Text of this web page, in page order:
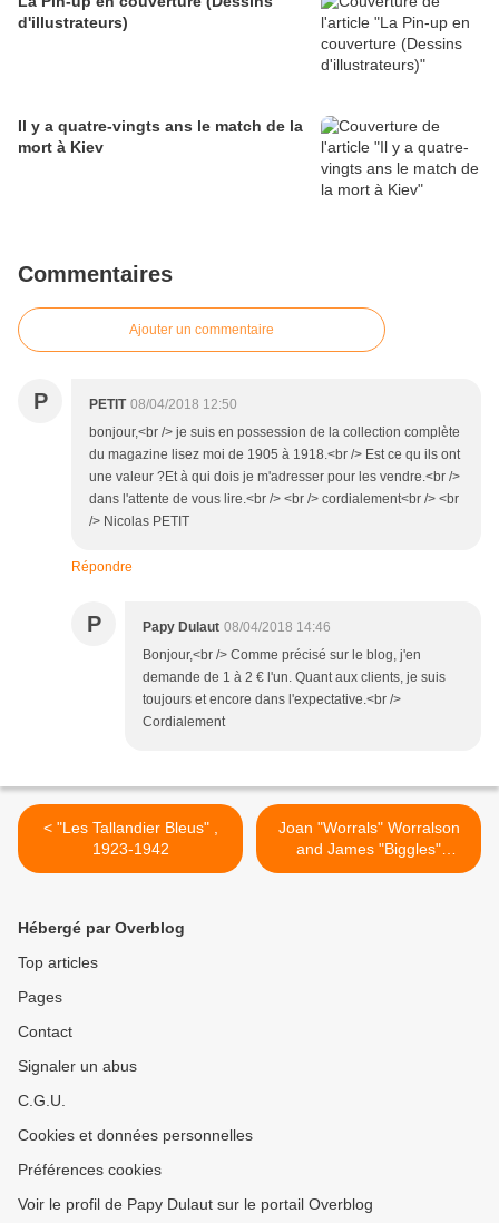
d'illustrateurs)
Il y a quatre-vingts ans le match de la
mort à Kiev
Commentaires
Ajouter un commentaire
P PETIT 08/04/2018 12:50
bonjour,<br /> je suis en possession de la collection complète
du magazine lisez moi de 1905 à 1918.<br /> Est ce qu ils ont
une valeur ?Et à qui dois je m'adresser pour les vendre.<br />
dans l'attente de vous lire.<br /> <br /> cordialement<br /> <br
/> Nicolas PETIT
Répondre
P Papy Dulaut 08/04/2018 14:46
Bonjour,<br /> Comme précisé sur le blog, j'en
demande de 1 à 2 € l'un. Quant aux clients, je suis
toujours et encore dans l'expectative.<br />
Cordialement
< "Les Tallandier Bleus" ,
1923-1942
Joan "Worrals" Worralson
and James "Biggles"
Bigglesworth héros de
Hébergé par Overblog
Top articles
Pages
Contact
Signaler un abus
C.G.U.
Cookies et données personnelles
Préférences cookies
Voir le profil de Papy Dulaut sur le portail Overblog